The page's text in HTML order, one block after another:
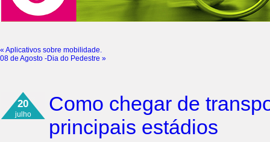
« Aplicativos sobre mobilidade.
08 de Agosto -Dia do Pedestre »
20
julho
Como chegar de
principais estádios